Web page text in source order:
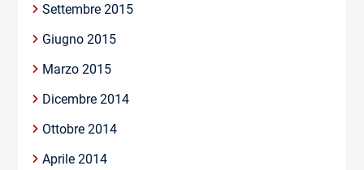
Settembre 2015
Giugno 2015
Marzo 2015
Dicembre 2014
Ottobre 2014
Aprile 2014